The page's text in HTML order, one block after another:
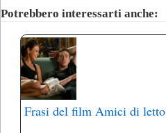
Potrebbero interessarti anche:
Frasi del film Amici di letto